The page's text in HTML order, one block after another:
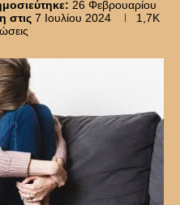
26 Φεβρουαρίου
στις 7 Ιουλίου 2024
1,7K